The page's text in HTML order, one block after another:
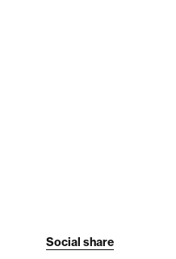
Social share